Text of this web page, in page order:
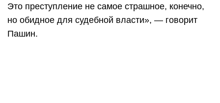
Это преступление не самое страшное, конечно,
но обидное для судебной власти», — говорит
Пашин.